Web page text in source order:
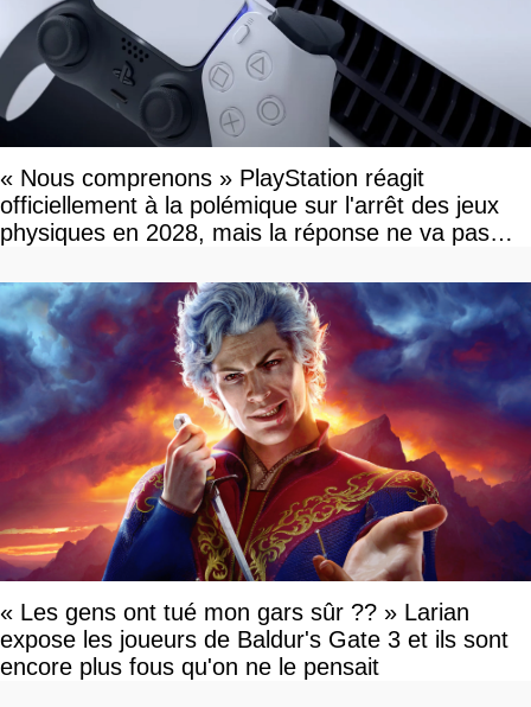
« Nous comprenons » PlayStation réagit
officiellement à la polémique sur l'arrêt des jeux
physiques en 2028, mais la réponse ne va pas
« Les gens ont tué mon gars sûr ?? » Larian
expose les joueurs de Baldur's Gate 3 et ils sont
encore plus fous qu'on ne le pensait